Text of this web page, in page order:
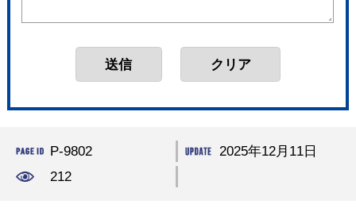
P-9802
2025年12月11日
212